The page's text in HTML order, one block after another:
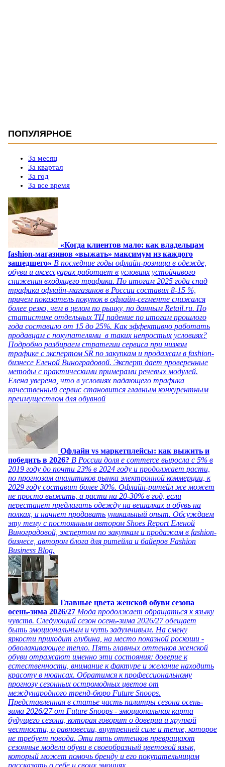
ПОПУЛЯРНОЕ
За месяц
За квартал
За год
За все время
«Когда клиентов мало: как владельцам
fashion-магазинов «выжать» максимум из каждого
зашедшего» В последние годы офлайн-розница в одежде,
обуви и аксессуарах работает в условиях устойчивого
снижения входящего трафика. По итогам 2025 года спад
трафика офлайн-магазинов в России составил 8-15 %,
причем показатель покупок в офлайн-сегменте снижался
более резко, чем в целом по рынку, по данным Retail.ru. По
статистике отдельных ТЦ падение по итогам прошлого
года составило от 15 до 25%. Как эффективно работать
продавцам с покупателями в таких непростых условиях?
Подробно разбираем стратегии сервиса при низком
трафике с экспертом SR по закупкам и продажам в fashion-
бизнесе Еленой Виноградовой. Эксперт дает проверенные
методы с практическими примерами речевых модулей.
Елена уверена, что в условиях падающего трафика
качественный сервис становится главным конкурентным
преимуществом для обувной
Офлайн vs маркетплейсы: как выжить и
победить в 2026? В России доля e commerce выросла с 5% в
2019 году до почти 23% в 2024 году и продолжает расти,
по прогнозам аналитиков рынка электронной коммерции, к
2029 году составит более 30%. Офлайн-ритейл же может
не просто выжить, а расти на 20-30% в год, если
перестанет предлагать одежду на вешалках и обувь на
полках, и начнет продавать уникальный опыт. Обсуждаем
эту тему с постоянным автором Shoes Report Еленой
Виноградовой, экспертом по закупкам и продажам в fashion-
бизнесе, автором блога для ритейла и байеров Fashion
Business Blog.
Главные цвета женской обуви сезона
осень-зима 2026/27 Мода продолжает обращаться к языку
чувств. Следующий сезон осень-зима 2026/27 обещает
быть эмоциональным и чуть задумчивым. На смену
яркости приходит глубина, на место показной роскоши -
обволакивающее тепло. Пять главных оттенков женской
обуви отражают именно эти состояния: доверие к
естественности, внимание к фактуре и желание находить
красоту в нюансах. Обратимся к профессиональному
прогнозу сезонных остромодных цветов от
международного тренд-бюро Future Snoops.
Представленная в статье часть палитры сезона осень-
зима 2026/27 от Future Snoops - эмоциональная карта
будущего сезона, которая говорит о доверии и хрупкой
честности, о равновесии, внутренней силе и тепле, которое
не требует повода. Эти пять оттенков превращают
сезонные модели обуви в своеобразный цветовой язык,
который может помочь бренду и его покупательницам
рассказать о себе и своих эмоциях.